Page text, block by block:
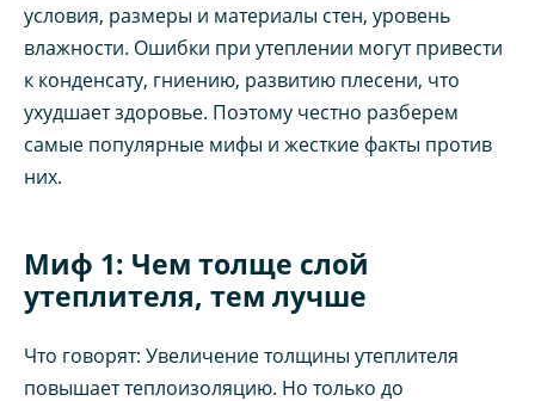
условия, размеры и материалы стен, уровень
влажности. Ошибки при утеплении могут привести
к конденсату, гниению, развитию плесени, что
ухудшает здоровье. Поэтому честно разберем
самые популярные мифы и жесткие факты против
них.
Миф 1: Чем толще слой
утеплителя, тем лучше
Что говорят: Увеличение толщины утеплителя
повышает теплоизоляцию. Но только до